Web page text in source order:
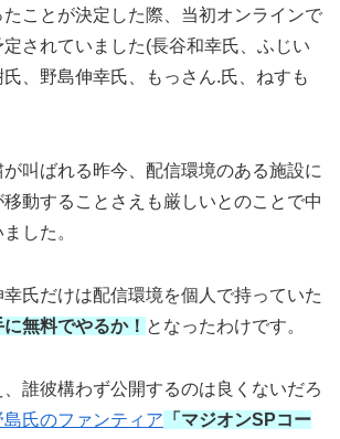
ことが決定した際、当初オンラインで
されていました(長谷和幸氏、ふじい
、野島伸幸氏、もっさん.氏、ねすも
叫ばれる昨今、配信環境のある施設に
動することさえも厳しいとのことで中
した。
氏だけは配信環境を個人で持っていた
に無料でやるか！ となったわけです。
誰彼構わず公開するのは良くないだろ
島氏のファンティア 「マジオンSPコー